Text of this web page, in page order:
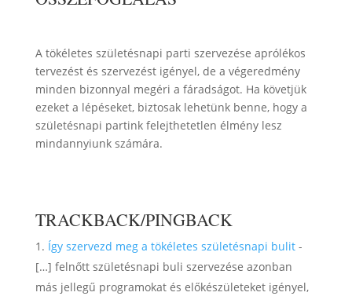
A tökéletes születésnapi parti szervezése aprólékos
tervezést és szervezést igényel, de a végeredmény
minden bizonnyal megéri a fáradságot. Ha követjük
ezeket a lépéseket, biztosak lehetünk benne, hogy a
születésnapi partink felejthetetlen élmény lesz
mindannyiunk számára.
TRACKBACK/PINGBACK
Így szervezd meg a tökéletes születésnapi bulit-
[…] felnőtt születésnapi buli szervezése azonban
más jellegű programokat és előkészületeket igényel,